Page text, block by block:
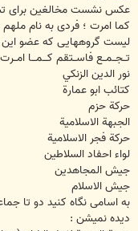
ﻋﮑﺲ ﻧﺸﺴﺖ ﻣﺨﺎﻟﻐﯿﻦ ﺑﺮﺍﯼ
ﮐﻤﺎ ﺍﻣﺮﺕ ؛ ﻓﺮﺩﯼ ﺑﻪ ﻧﺎﻡ ﻣﻠﻬﻢ
ﻟﯿﺴﺖ ﮔﺮﻭﻫﻬﺎﯾﯽ ﮐﻪ ﻋﻀﻮ
ﺗــﺠــﻤــﻊ ﻓﺎﺳــﺘﻘﻢ ﻛـــﻤـــﺎ ﺍﻣــﺮﺕ
ﻧﻮﺭ ﺍﻟﺪﻳﻦ ﺍﻟﺰﻧﻜﻲ
ﻛﺘﺎﺋﺐ ﺍﺑﻮ ﻋﻤﺎﺭﺓ
ﺣﺮﻛﺔ ﺣﺰﻡ
ﺍﻟﺠﺒﻬﺔ ﺍﻻﺳﻼﻣﻴﺔ
ﺣﺮﻛﺔ ﻓﺠﺮ ﺍﻻﺳﻼﻣﻴﺔ
ﻟﻮﺍﺀ ﺍﺣﻔﺎﺩ ﺍﻟﺴﻼﻃﻴﻦ
ﺟﻴﺶ ﺍﻟﻤﺠﺎﻫﺪﻳﻦ
ﺟﻴﺶ ﺍﻻﺳﻼﻡ
ﺑﻪ ﺍﺳﺎﻣﯽ ﻧﮕﺎﻩ ﮐﻨﯿﺪ ﺩﻭ ﺗﺎ
ﺩﯾﺪﻩ ﻧﻤﯿﺸﻦ :